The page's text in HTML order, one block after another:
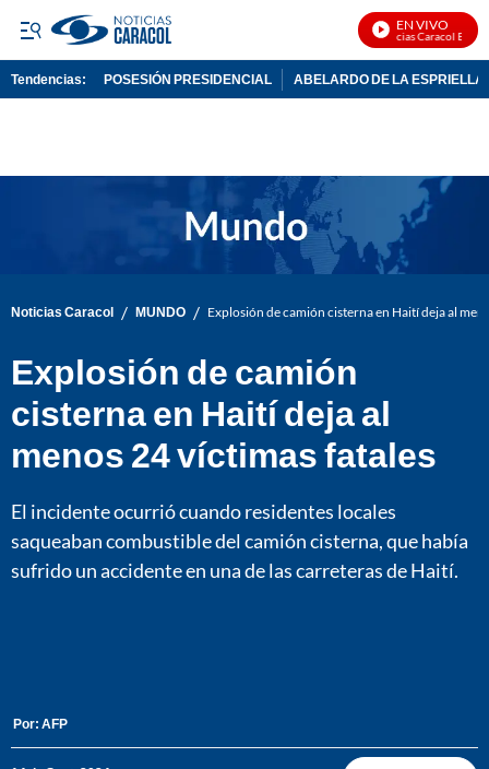
EN VIVO
Noticias Caracol En Vivo
Tendencias: POSESIÓN PRESIDENCIAL ABELARDO DE LA ESPRIELLA
Noticias Caracol / MUNDO / Explosión de camión cisterna en Haití deja al
Explosión de camión
cisterna en Haití deja al
menos 24 víctimas fatales
El incidente ocurrió cuando residentes locales
saqueaban combustible del camión cisterna, que había
sufrido un accidente en una de las carreteras de Haití.
Por: AFP